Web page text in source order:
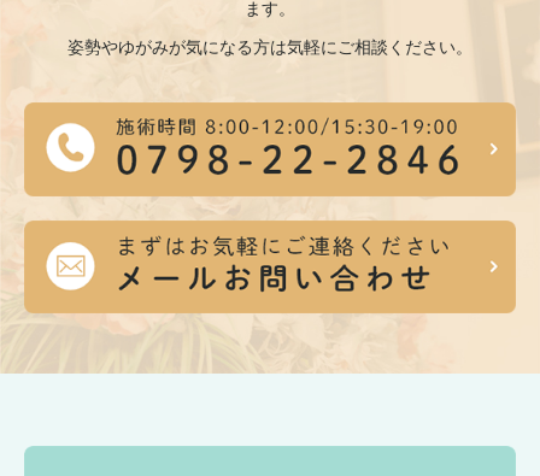
ます。
姿勢やゆがみが気になる方は気軽にご相談ください。